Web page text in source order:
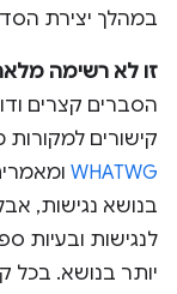
במהלך יצירת
זו לא רשימה
הסברים קצרים
קישורים
WHATWG
בנושא נגישות,
לנגישות ובעיות
יותר בנושא. בכל